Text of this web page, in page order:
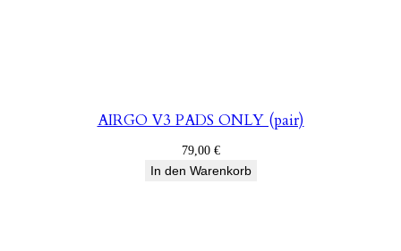
AIRGO V3 PADS ONLY (pair)
79,00 €
In den Warenkorb